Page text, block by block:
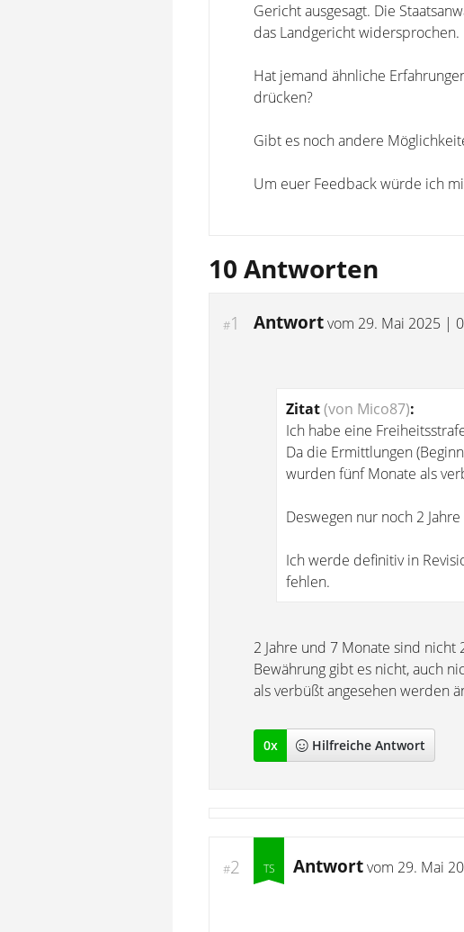
Gericht ausgesagt. Die
das Landgericht widersprochen.
Hat jemand ähnliche
drücken?
Gibt es noch andere
Um euer Feedback würde ich
10 Antworten
#1 Antwortvom 29. Mai 2025 |
Zitat(von Mico87):
Ich habe eine
Da die Ermittlungen
wurden fünf Monate als
Deswegen nur noch 2
Ich werde definitiv in
fehlen.
2 Jahre und 7 Monate sind nicht
Bewährung gibt es nicht, auch
als verbüßt angesehen werden
0x Hilfreiche Antwort
#2 Antwortvom 29. Mai